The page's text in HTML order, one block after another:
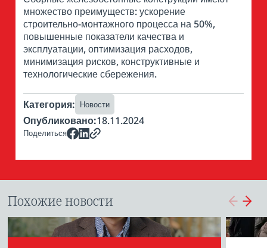
множество преимуществ: ускорение
строительно-монтажного процесса на 50%,
повышенные показатели качества и
эксплуатации, оптимизация расходов,
минимизация рисков, конструктивные и
технологические сбережения.
Категория: Новости
Опубликовано:18.11.2024
Поделиться
Похожие новости